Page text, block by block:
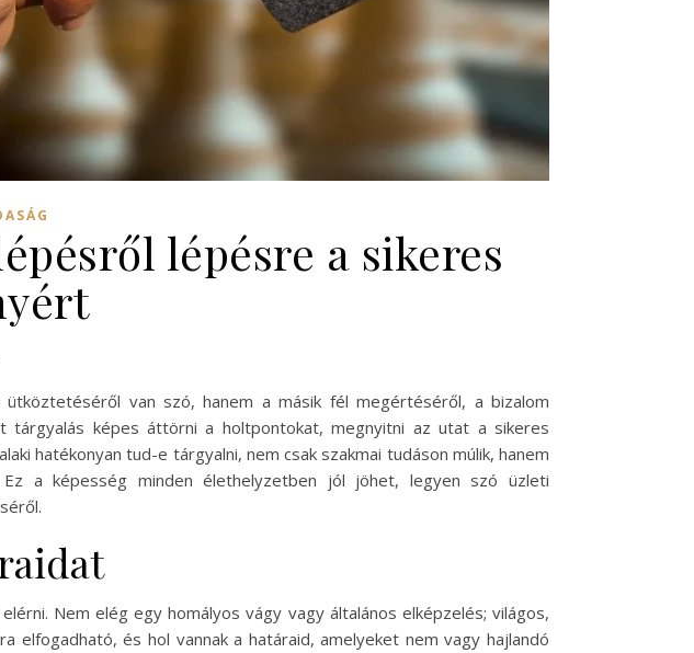
lépésre a sikeres
van szó, hanem a másik fél megértéséről, a bizalom
képes áttörni a holtpontokat, megnyitni az utat a sikeres
hatékonyan tud-e tárgyalni, nem csak szakmai tudáson múlik, hanem
a képesség minden élethelyzetben jól jöhet, legyen szó üzleti
Nem elég egy homályos vágy vagy általános elképzelés; világos,
elfogadható, és hol vannak a határaid, amelyeket nem vagy hajlandó